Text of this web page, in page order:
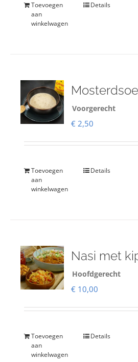
Toevoegen
aan
winkelwagen
Details
Voorgerecht
€ 2,50
Toevoegen
aan
winkelwagen
Details
Nasi met
Hoofdgerecht
€ 10,00
Toevoegen
aan
winkelwagen
Details